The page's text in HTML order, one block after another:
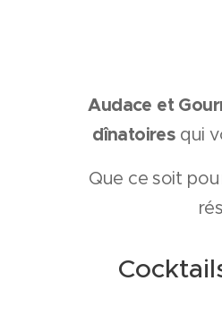
Audace et
dînatoiresqui
Que ce soit